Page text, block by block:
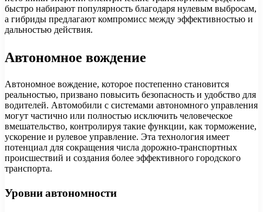
быстро набирают популярность благодаря нулевым выбросам,
а гибриды предлагают компромисс между эффективностью и
дальностью действия.
Автономное вождение
Автономное вождение, которое постепенно становится
реальностью, призвано повысить безопасность и удобство для
водителей. Автомобили с системами автономного управления
могут частично или полностью исключить человеческое
вмешательство, контролируя такие функции, как торможение,
ускорение и рулевое управление. Эта технология имеет
потенциал для сокращения числа дорожно-транспортных
происшествий и создания более эффективного городского
транспорта.
Уровни автономности